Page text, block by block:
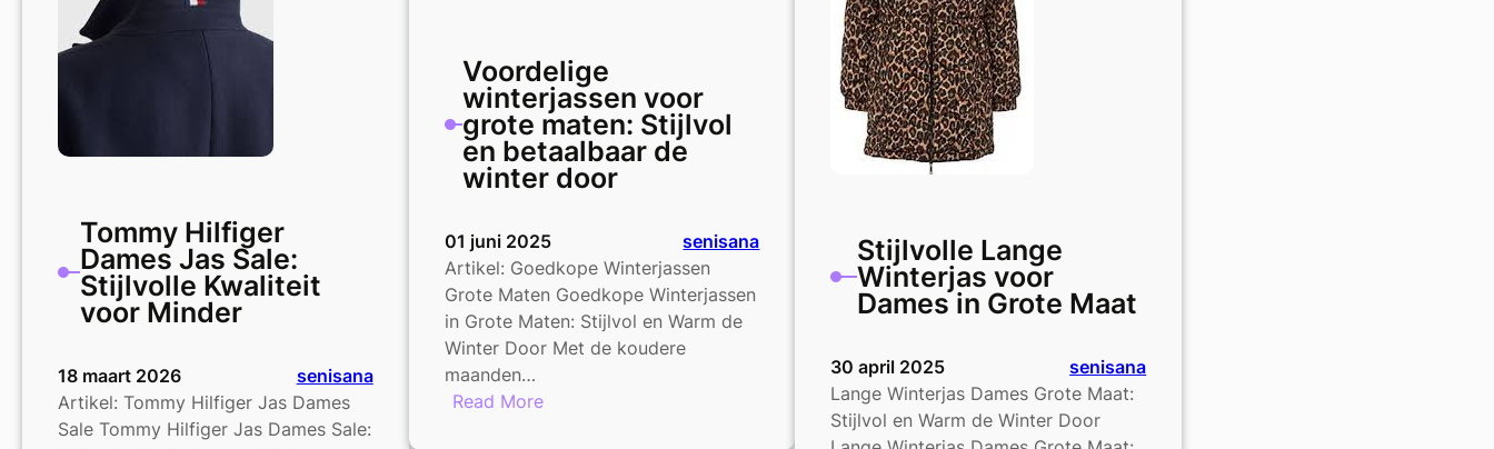
Tommy Hilfiger
Dames Jas Sale:
Stijlvolle Kwaliteit
voor Minder
18 maart 2026
senisana
Artikel: Tommy Hilfiger Jas Dames
Sale Tommy Hilfiger Jas Dames Sale:
Voordelige
winterjassen voor
grote maten: Stijlvol
en betaalbaar de
winter door
01 juni 2025
senisana
Artikel: Goedkope Winterjassen
Grote Maten Goedkope Winterjassen
in Grote Maten: Stijlvol en Warm de
Winter Door Met de koudere
maanden…
Read More:
Stijlvolle Lange
Winterjas voor
Dames in Grote Maat
30 april 2025
senisana
Lange Winterjas Dames Grote Maat:
Stijlvol en Warm de Winter Door